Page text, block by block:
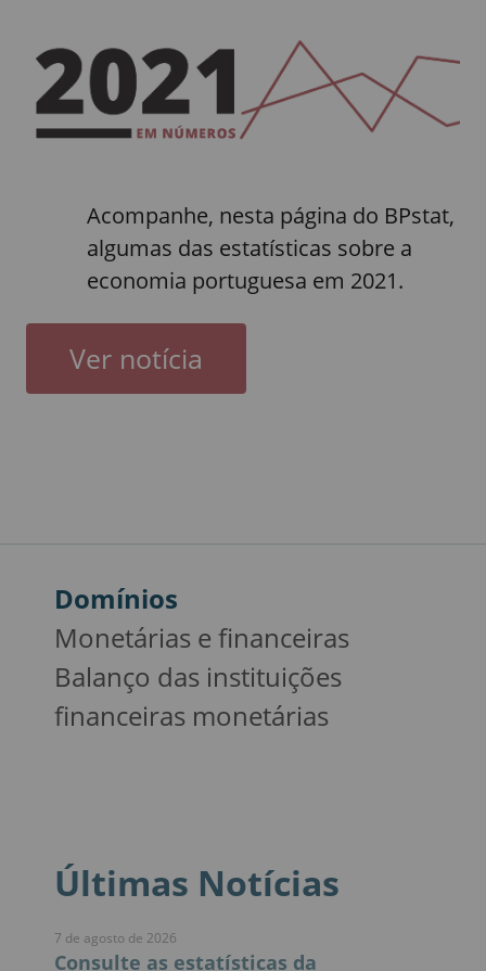
Acompanhe, nesta página do BPstat,
algumas das estatísticas sobre a
economia portuguesa em 2021.
Ver notícia
Domínios
Monetárias e financeiras
Balanço das instituições
financeiras monetárias
Últimas Notícias
7 de agosto de 2026